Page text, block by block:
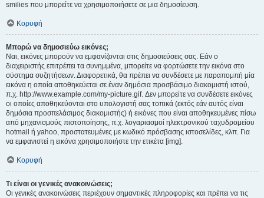
smilies που μπορείτε να χρησιμοποιήσετε σε μια δημοσίευση.
Κορυφή
Μπορώ να δημοσιεύω εικόνες;
Ναι, εικόνες μπορούν να εμφανίζονται στις δημοσιεύσεις σας. Εάν ο
διαχειριστής επιτρέπει τα συνημμένα, μπορείτε να φορτώσετε την εικόνα στο
σύστημα συζητήσεων. Διαφορετικά, θα πρέπει να συνδέσετε με παραπομπή μία
εικόνα η οποία αποθηκεύεται σε έναν δημόσια προσβάσιμο διακομιστή ιστού,
π.χ. http://www.example.com/my-picture.gif. Δεν μπορείτε να συνδέσετε εικόνες
οι οποίες αποθηκεύονται στο υπολογιστή σας τοπικά (εκτός εάν αυτός είναι
δημόσια προσπελάσιμος διακομιστής) ή εικόνες που είναι αποθηκευμένες πίσω
από μηχανισμούς πιστοποίησης, π.χ. λογαριασμοί ηλεκτρονικού ταχυδρομείου
hotmail ή yahoo, προστατευμένες με κωδικό πρόσβασης ιστοσελίδες, κλπ. Για
να εμφανιστεί η εικόνα χρησιμοποιήστε την ετικέτα [img].
Κορυφή
Τι είναι οι γενικές ανακοινώσεις;
Οι γενικές ανακοινώσεις περιέχουν σημαντικές πληροφορίες και πρέπει να τις